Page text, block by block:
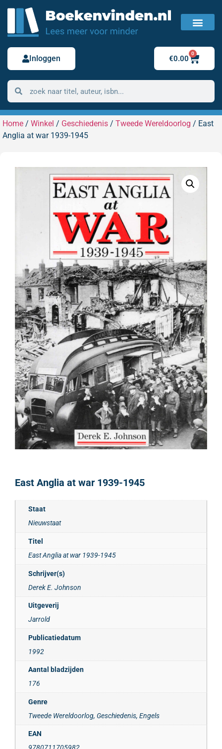
Inloggen €0.00
0
Home / Winkel / Geschiedenis / Tweede Wereldoorlog / East
Anglia at war 1939-1945
East Anglia at war 1939-1945
Staat
Nieuwstaat
Titel
East Anglia at war 1939-1945
Schrijver(s)
Derek E. Johnson
Uitgeverij
Jarrold
Publicatiedatum
1992
Aantal bladzijden
176
Genre
Tweede Wereldoorlog, Geschiedenis, Engels
EAN